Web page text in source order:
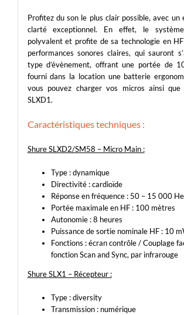
Profitez du son le plus clair possible, avec un
clarté exceptionnel. En effet, le
polyvalent et profite de sa technologie en
performances sonores claires, qui sauront
type d’évènement, offrant une portée de
fourni dans la location une batterie
vous pouvez charger vos micros ainsi que
SLXD1.
Caractéristiques techniques :
Shure SLXD2/SM58 – Micro Main :
Type : dynamique
Directivité : cardioïde
Réponse en fréquence : 50 – 15 000
Portée maximale en HF : 100 mètres
Autonomie : 8 heures
Puissance de sortie nominale HF : 10
Fonctions : écran contrôle / Couplage
fonction Scan and Sync, par infrarouge
Shure SLX1 – Récepteur :
Type : diversity
Transmission : numérique